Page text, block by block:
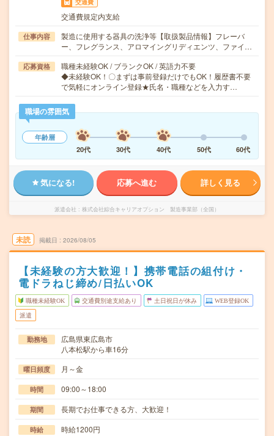
交通費
交通費規定内支給
仕事内容
製造に使用する器具の洗浄等【取扱製品情報】フレーバ
ー、フレグランス、アロマイングリディエンツ、ファイ…
応募資格
職種未経験OK / ブランクOK / 英語力不要
◆未経験OK！〇まずは事前登録だけでもOK！履歴書不要
で気軽にオンライン登録★氏名・職種などを入力す…
職場の雰囲気
年齢層
20代
30代 40代 50代 60代
気になる! 応募へ進む 詳しく見る
派遣会社 株式会社綜合キャリアオプション 製造事業部（全国）
未読 掲載日 2026/08/05
【未経験の方大歓迎！】携帯電話の組付け・
電ドラねじ締め/日払いOK
職種未経験OK 交通費別途支給あり 土日祝日が休み WEB登録OK
派遣
勤務地
広島県東広島市
八本松駅から車16分
曜日頻度 月～金
時間 09:00～18:00
期間 長期でお仕事できる方、大歓迎！
時給 時給1200円